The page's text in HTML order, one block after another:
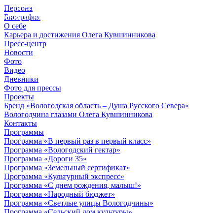
Персона
Биография
О себе
Карьера и достижения Олега Кувшинникова
Пресс-центр
Новости
Фото
Видео
Дневники
Фото для прессы
Проекты
Бренд «Вологодская область – Душа Русского Севера»
Вологодчина глазами Олега Кувшинникова
Контакты
Программы
Программа «В первый раз в первый класс»
Программа «Вологодский гектар»
Программа «Дороги 35»
Программа «Земельный сертификат»
Программа «Культурный экспресс»
Программа «С днем рождения, малыш!»
Программа «Народный бюджет»
Программа «Светлые улицы Вологодчины»
© 2012 - 2023,
КУВШИННИКОВ О.А.